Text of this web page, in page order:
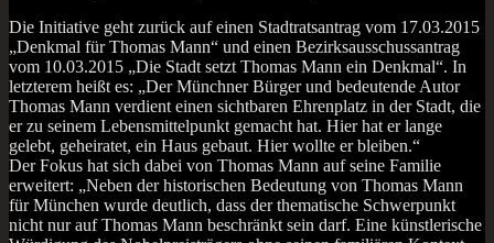
Die Initia­ti­ve geht zurück auf einen Stadt­rats­an­trag vom 17.03.2015
„Denk­mal für Tho­mas Mann“ und einen Bezirks­aus­schuss­an­trag
vom 10.03.2015 „Die Stadt setzt Tho­mas Mann ein Denk­mal“. In
letz­te­rem heißt es: „Der Münch­ner Bür­ger und bedeu­ten­de Autor
Tho­mas Mann ver­dient einen sicht­ba­ren Ehren­platz in der Stadt, die
er zu sei­nem Lebensmit­telpunkt gemacht hat. Hier hat er lan­ge
gelebt, gehei­ra­tet, ein Haus gebaut. Hier woll­te er bleiben.“
Der Fokus hat sich dabei von Tho­mas Mann auf sei­ne Fami­lie
erwei­tert: „Neben der his­to­ri­schen Bedeu­tung von Tho­mas Mann
für Mün­chen wur­de deut­lich, dass der the­ma­ti­sche Schwer­punkt
nicht nur auf Tho­mas Mann beschränkt sein darf. Eine künst­le­ri­sche